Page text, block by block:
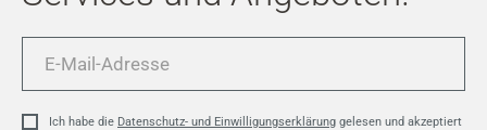
Mail-
Ich habe die Datenschutz- und Einwilligungserklärung gelesen und akzeptiert